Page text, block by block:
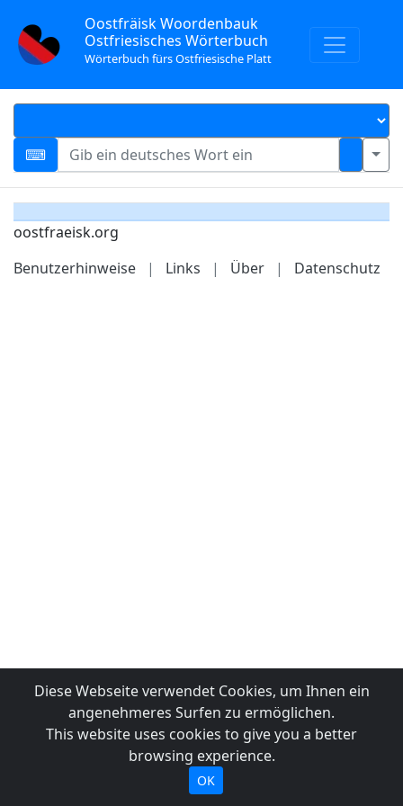
Oostfräisk Woordenbauk
Ostfriesisches Wörterbuch
Wörterbuch fürs Ostfriesische Platt
oostfraeisk.org
Benutzerhinweise
| Links | Über | Datenschutz
Diese Webseite verwendet Cookies, um Ihnen ein
angenehmeres Surfen zu ermöglichen.
This website uses cookies to give you a better
browsing experience.
OK